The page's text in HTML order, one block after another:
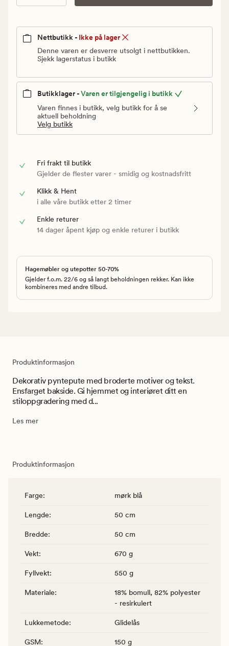
Nettbutikk - Ikke på lager
Denne varen er desverre utsolgt i nettbutikken.
Sjekk lagerstatus i butikk
Butikklager -Varen er tilgjengelig i butikk
Varen finnes i butikk, velg butikk for å se
aktuell beholdning
Velg butikk
Fri frakt til butikk
Gjelder de flester varer - smidig og kostnadsfritt
Klikk & Hent
i alle våre butikk etter 2 timer
Enkle returer
14 dager åpent kjøp og enkle returer i butikk
Hagemøbler og utepotter 50-70%
Gjelder f.o.m. 22/6 og så langt beholdningen rekker. Kan ikke
kombineres med andre tilbud.
Produktinformasjon
Dekorativ pyntepute med broderte motiver og tekst.
Ensfarget bakside. Gi hjemmet og interiøret ditt en
stiloppgradering med d...
Les mer
Produktinformasjon
Farge: mørk blå
Lengde: 50 cm
Bredde: 50 cm
Vekt: 670 g
Fyllvekt: 550 g
Materiale:
18% bomull, 82% polyester
- resirkulert
Lukkemetode: Glidelås
GSM: 150 g